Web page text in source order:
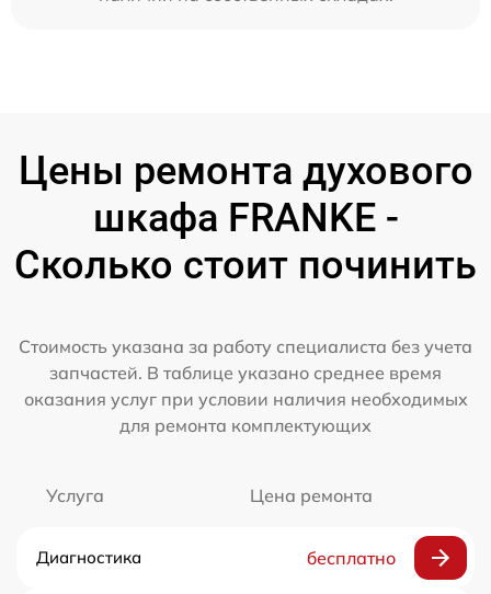
Цены ремонта духового
шкафа FRANKE -
Сколько стоит починить
Стоимость указана за работу специалиста без учета
запчастей. В таблице указано среднее время
оказания услуг при условии наличия необходимых
для ремонта комплектующих
Услуга Цена ремонта
Диагностика бесплатно